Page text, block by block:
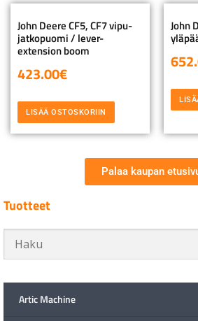
John Deere CF5, CF7 vipu-
jatkopuomi / lever-
extension boom
423.00€
LISÄÄ OSTOSKORIIN
John
Palaa kaupan
Tuotteet
Artic Machine